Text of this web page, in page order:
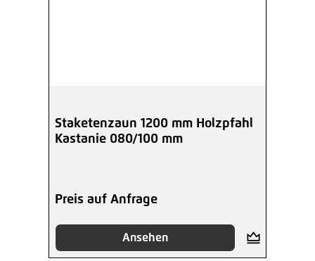
Staketenzaun 1200 mm Holzpfahl
Kastanie 080/100 mm
Preis auf Anfrage
Ansehen